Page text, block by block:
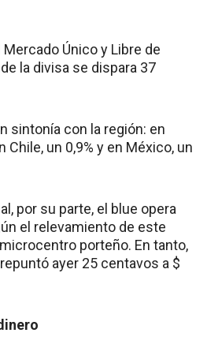
Único y Libre de
la divisa se dispara 37
sintonía con la región: en
Chile, un 0,9% y en México, un
por su parte, el blue opera
el relevamiento de este
porteño. En tanto,
ayer 25 centavos a $